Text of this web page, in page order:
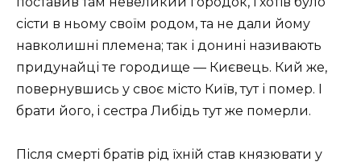
сісти в ньому своїм родом, та не дали йому
навколишні племена; так і донині називають
придунайці те городище — Києвець. Кий же,
повернувшись у своє місто Київ, тут і помер. І
брати його, і сестра Либідь тут же померли.
Після смерті братів рід їхній став князювати у